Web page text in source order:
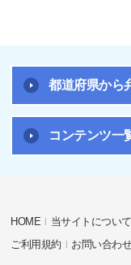
都道府県から
コンテンツ一
HOME 当サイトについて
ご利用規約
お問い合わ